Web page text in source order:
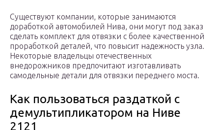
Существуют компании, которые занимаются
доработкой автомобилей Нива, они могут под заказ
сделать комплект для отвязки с более качественной
проработкой деталей, что повысит надежность узла.
Некоторые владельцы отечественных
внедорожников предпочитают изготавливать
самодельные детали для отвязки переднего моста.
Как пользоваться раздаткой с
демультипликатором на Ниве
2121